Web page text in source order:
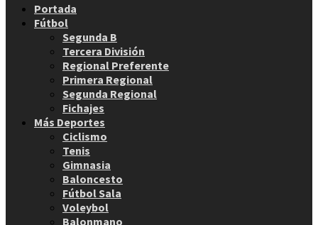
Portada
Fútbol
Segunda B
Tercera División
Regional Preferente
Primera Regional
Segunda Regional
Fichajes
Más Deportes
Ciclismo
Tenis
Gimnasia
Baloncesto
Fútbol Sala
Voleybol
Balonmano